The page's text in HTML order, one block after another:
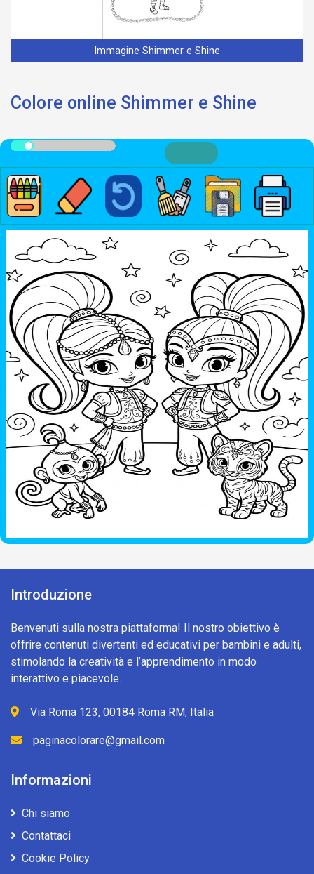
Immagine Shimmer e Shine
Colore online Shimmer e Shine
Introduzione
Benvenuti sulla nostra piattaforma! Il nostro obiettivo è
offrire contenuti divertenti ed educativi per bambini e adulti,
stimolando la creatività e l’apprendimento in modo
interattivo e piacevole.
Via Roma 123, 00184 Roma RM, Italia
paginacolorare@gmail.com
Informazioni
Chi siamo
Contattaci
Cookie Policy